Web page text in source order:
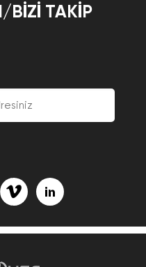
BIZI TAKIP